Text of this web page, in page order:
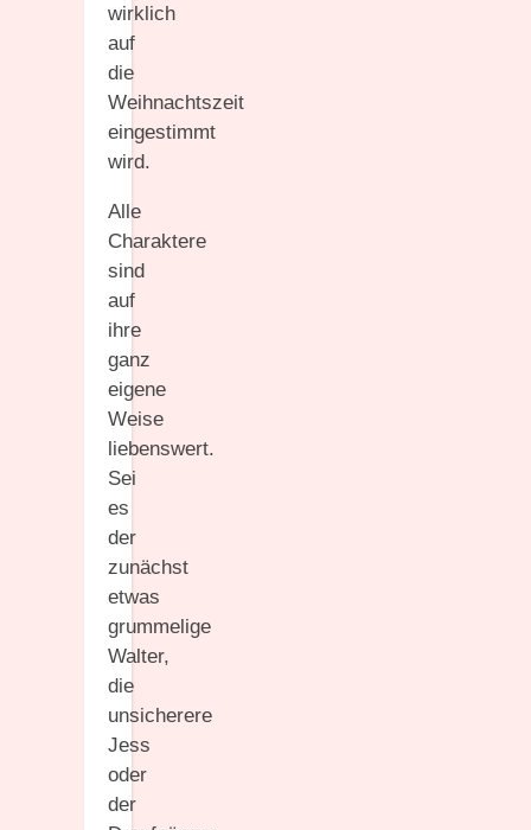
wirklich
auf
die
Weihnachtszeit
eingestimmt
wird.
Alle
Charaktere
sind
auf
ihre
ganz
eigene
Weise
liebenswert.
Sei
es
der
zunächst
etwas
grummelige
Walter,
die
unsicherere
Jess
oder
der